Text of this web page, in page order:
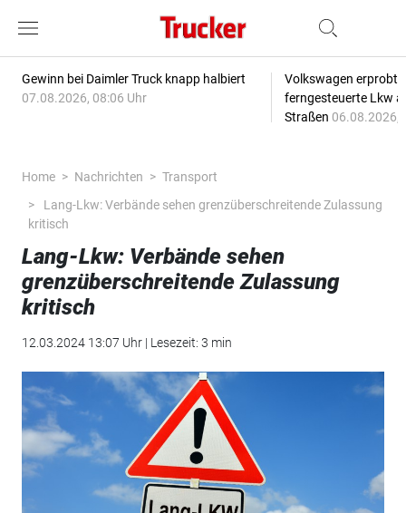
Gewinn bei Daimler Truck knapp halbiert
07.08.2026, 08:06 Uhr
Volkswagen erprobt
ferngesteuerte Lkw
Straßen 06.08.2026,
Home Nachrichten
Transport
Lang-Lkw: Verbände sehen grenzüberschreitende Zulassung
kritisch
Lang-Lkw: Verbände sehen
grenzüberschreitende Zulassung
kritisch
12.03.2024 13:07 Uhr | Lesezeit: 3 min